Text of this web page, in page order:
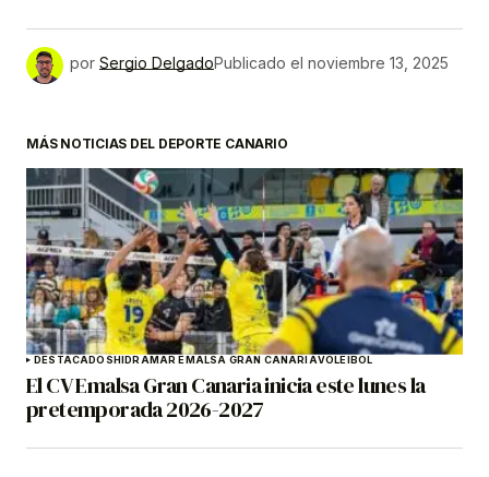
por Sergio DelgadoPublicado el noviembre 13, 2025
MÁS NOTICIAS DEL DEPORTE CANARIO
DESTACADOSHIDRAMAR EMALSA GRAN CANARIAVOLEIBOL
El CV Emalsa Gran Canaria inicia este lunes la
pretemporada 2026-2027